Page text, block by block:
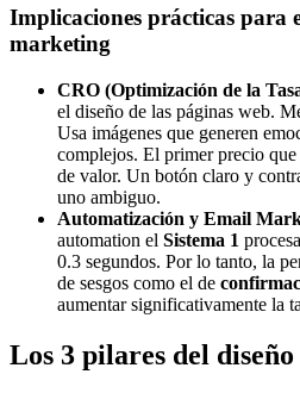
Implicaciones prácticas para
marketing
CRO (Optimización de la
el diseño de las páginas web.
Usa imágenes que generen
complejos. El primer precio
de valor. Un botón claro y
uno ambiguo.
Automatización y Email
automation el Sistema 1
0.3 segundos. Por lo tanto, la
de sesgos como el de
aumentar significativamente la
Los 3 pilares del